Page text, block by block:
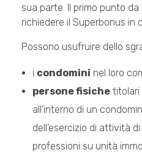
sua parte. Il primo punto
richiedere il Superbonus in
Possono usufruire dello
i condomini nel loro
persone fisichetitolari
all’interno di un
dell’esercizio di attività
professioni su unità